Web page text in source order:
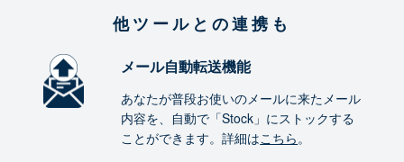
他ツールとの連携も
メール自動転送機能
あなたが普段お使いのメールに来たメール
内容を、自動で「Stock」にストックする
ことができます。詳細はこちら。